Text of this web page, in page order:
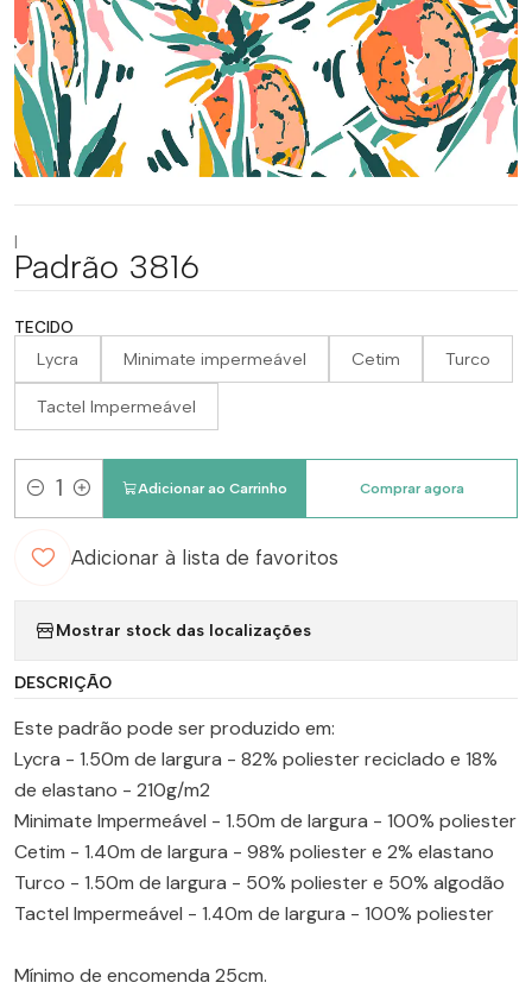
|
Padrão 3816
TECIDO
Lycra Minimate impermeável Cetim Turco
Tactel Impermeável
Quantidade
Adicionar ao Carrinho Comprar agora
Adicionar à lista de favoritos
Mostrar stock das localizações
DESCRIÇÃO
Este padrão pode ser produzido em:
Lycra - 1.50m de largura - 82% poliester reciclado e 18%
de elastano - 210g/m2
Minimate Impermeável - 1.50m de largura - 100% poliester
Cetim - 1.40m de largura - 98% poliester e 2% elastano
Turco - 1.50m de largura - 50% poliester e 50% algodão
Tactel Impermeável - 1.40m de largura - 100% poliester
Mínimo de encomenda 25cm.